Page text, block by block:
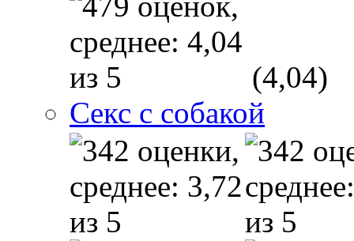
(4,04)
Секс с собакой